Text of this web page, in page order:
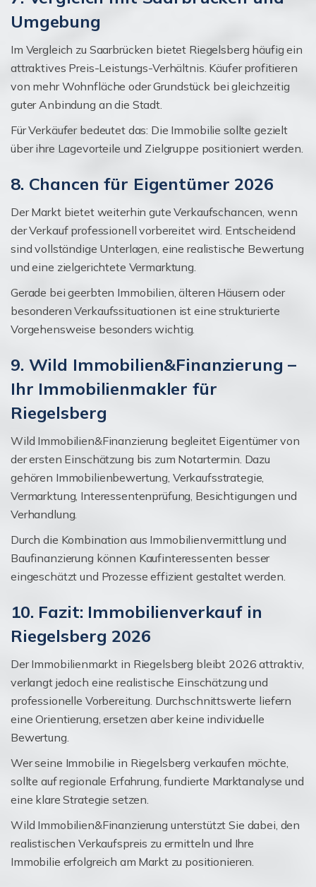
Umgebung
Im Vergleich zu Saarbrücken bietet Riegelsberg häufig ein
attraktives Preis-Leistungs-Verhältnis. Käufer profitieren
von mehr Wohnfläche oder Grundstück bei gleichzeitig
guter Anbindung an die Stadt.
Für Verkäufer bedeutet das: Die Immobilie sollte gezielt
über ihre Lagevorteile und Zielgruppe positioniert werden.
8. Chancen für Eigentümer 2026
Der Markt bietet weiterhin gute Verkaufschancen, wenn
der Verkauf professionell vorbereitet wird. Entscheidend
sind vollständige Unterlagen, eine realistische Bewertung
und eine zielgerichtete Vermarktung.
Gerade bei geerbten Immobilien, älteren Häusern oder
besonderen Verkaufssituationen ist eine strukturierte
Vorgehensweise besonders wichtig.
9. Wild Immobilien&Finanzierung –
Ihr Immobilienmakler für
Riegelsberg
Wild Immobilien&Finanzierung begleitet Eigentümer von
der ersten Einschätzung bis zum Notartermin. Dazu
gehören Immobilienbewertung, Verkaufsstrategie,
Vermarktung, Interessentenprüfung, Besichtigungen und
Verhandlung.
Durch die Kombination aus Immobilienvermittlung und
Baufinanzierung können Kaufinteressenten besser
eingeschätzt und Prozesse effizient gestaltet werden.
10. Fazit: Immobilienverkauf in
Riegelsberg 2026
Der Immobilienmarkt in Riegelsberg bleibt 2026 attraktiv,
verlangt jedoch eine realistische Einschätzung und
professionelle Vorbereitung. Durchschnittswerte liefern
eine Orientierung, ersetzen aber keine individuelle
Bewertung.
Wer seine Immobilie in Riegelsberg verkaufen möchte,
sollte auf regionale Erfahrung, fundierte Marktanalyse und
eine klare Strategie setzen.
Wild Immobilien&Finanzierung unterstützt Sie dabei, den
realistischen Verkaufspreis zu ermitteln und Ihre
Immobilie erfolgreich am Markt zu positionieren.